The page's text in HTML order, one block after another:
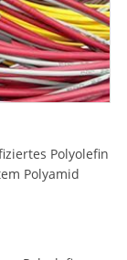
Polyolefin
Polyamid